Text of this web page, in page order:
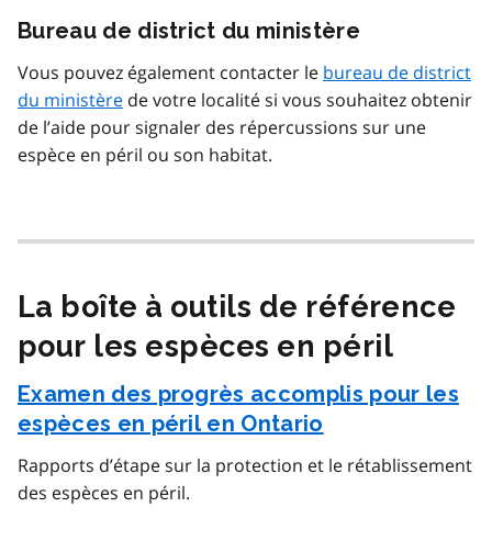
Bureau de district du ministère
Vous pouvez également contacter le bureau de district
du ministère de votre localité si vous souhaitez obtenir
de l’aide pour signaler des répercussions sur une
espèce en péril ou son habitat.
La boîte à outils de référence
pour les espèces en péril
Examen des progrès accomplis pour les
espèces en péril en Ontario
Rapports d’étape sur la protection et le rétablissement
des espèces en péril.